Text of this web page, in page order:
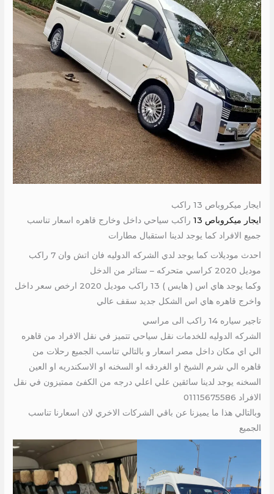
ايجار ميكروباص 13 راكب
ايجار ميكروباص 13
راكب سياحي داخل وخارج قاهره اسعار تناسب
جميع الافراد كما يوجد لدينا استقبال مطارات
احدث موديلات كما يوجد لدي الشركه الدوليه فان اتش وان 7 راكب
موديل 2020 كراسي متحركه – ستائر من الدخل
وكما يوجد هاي اس ( هايس ) 13 راكب موديل 2020 ارخص سعر داخل
واخرج قاهره هاي اس الشكل جديد سقف عالي
تاجير سياره 14 راكب الى مراسي
الشركه الدوليه للخدمات نقل سياحي تتميز في نقل الافراد من قاهره
الي اي مكان داخل مصر اسعار و بالتالي تناسب الجميع رحلات من
قاهره الي شرم الشيخ او الغردقه او السخنه او الاسكندريه او العين
السخنه يوجد لدينا سائقين علي اعلي درجه من الكفئ ممتيزون في نقل
الافراد 01115675586
وبالتالي هذا ما يميزنا عن باقي الشركات الاخري لان اسعارنا تناسب
الجميع